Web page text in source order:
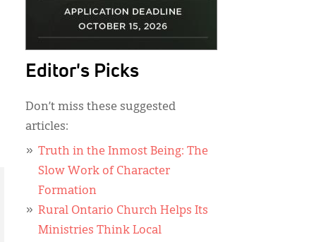
Editor's Picks
Don’t miss these suggested
articles:
Truth in the Inmost Being: The
Slow Work of Character
Formation
Rural Ontario Church Helps Its
Ministries Think Local